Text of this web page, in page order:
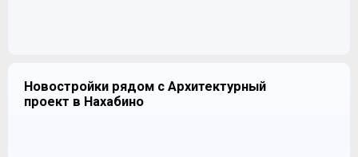
Новостройки рядом с Архитектурный
проект в Нахабино